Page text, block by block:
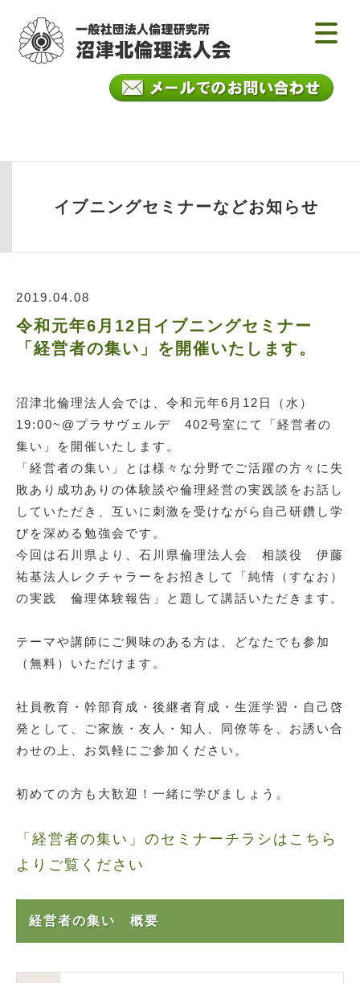
イブニングセミナーなどお知らせ
2019.04.08
令和元年6月12日イブニングセミナー
「経営者の集い」を開催いたします。
沼津北倫理法人会では、令和元年6月12日（水）
19:00~@プラサヴェルデ 402号室にて「経営者の
集い」を開催いたします。
「経営者の集い」とは様々な分野でご活躍の方々に失
敗あり成功ありの体験談や倫理経営の実践談をお話し
していただき、互いに刺激を受けながら自己研鑽し学
びを深める勉強会です。
今回は石川県より、石川県倫理法人会 相談役 伊藤
祐基法人レクチャラーをお招きして「純情（すなお）
の実践 倫理体験報告」と題して講話いただきます。
テーマや講師にご興味のある方は、どなたでも参加
（無料）いただけます。
社員教育・幹部育成・後継者育成・生涯学習・自己啓
発として、ご家族・友人・知人、同僚等を、お誘い合
わせの上、お気軽にご参加ください。
初めての方も大歓迎！一緒に学びましょう。
「経営者の集い」のセミナーチラシはこちら
よりご覧ください
経営者の集い 概要